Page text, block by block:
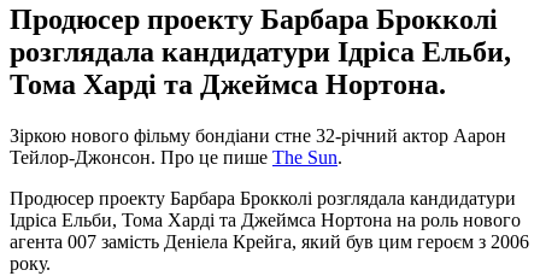
Продюсер проекту Барбара Брокколі
розглядала кандидатури Ідріса Ельби,
Тома Харді та Джеймса Нортона.
Зіркою нового фільму бондіани стне 32-річний актор Аарон
Тейлор-Джонсон. Про це пише The Sun.
Продюсер проекту Барбара Брокколі розглядала кандидатури
Ідріса Ельби, Тома Харді та Джеймса Нортона на роль нового
агента 007 замість Деніела Крейга, який був цим героєм з 2006
року.